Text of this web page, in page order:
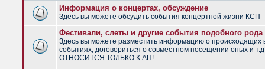
Информация о концертах, обсуждение
Здесь вы можете обсудить события концертной жизни КСП
Фестивали, слеты и другие события подобного рода
Здесь вы можете разместить информацию о
событиях, договориться о совместном посещении оных и
ОТНОСИТСЯ ТОЛЬКО К АП!